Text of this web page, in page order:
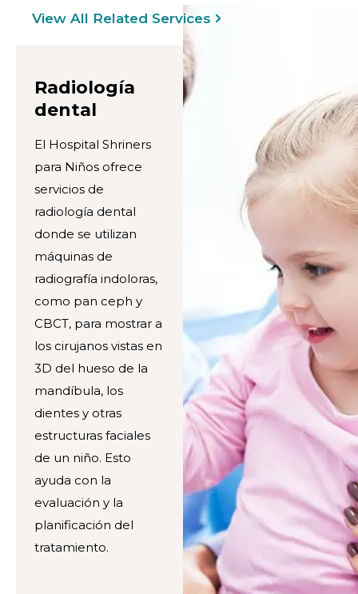
View All Related Services
Radiología
dental
El Hospital Shriners
para Niños ofrece
servicios de
radiología dental
donde se utilizan
máquinas de
radiografía indoloras,
como pan ceph y
CBCT, para mostrar a
los cirujanos vistas en
3D del hueso de la
mandíbula, los
dientes y otras
estructuras faciales
de un niño. Esto
ayuda con la
evaluación y la
planificación del
tratamiento.